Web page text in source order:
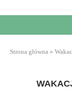
Strona główna »